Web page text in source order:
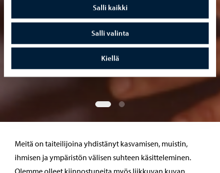
Salli kaikki
Salli valinta
Kiellä
Siirry diaan 1Siirry diaan 2
Meitä on taiteilijoina yhdistänyt kasvamisen, muistin,
ihmisen ja ympäristön välisen suhteen käsitteleminen.
Olemme olleet kiinnostuneita myös liikkuvan kuvan